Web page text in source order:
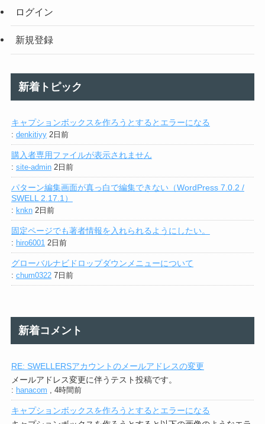
ログイン
新規登録
新着トピック
キャプションボックスを作ろうとするとエラーになる
: denkitiyy 2日前
購入者専用ファイルが表示されません
: site-admin 2日前
パターン編集画面が真っ白で編集できない（WordPress 7.0.2 /
SWELL 2.17.1）
: knkn 2日前
固定ページでも著者情報を入れられるようにしたい。
: hiro6001 2日前
グローバルナビドロップダウンメニューについて
: chum0322 7日前
新着コメント
RE: SWELLERSアカウントのメールアドレスの変更
メールアドレス変更に伴うテスト投稿です。
: hanacom , 4時間前
キャプションボックスを作ろうとするとエラーになる